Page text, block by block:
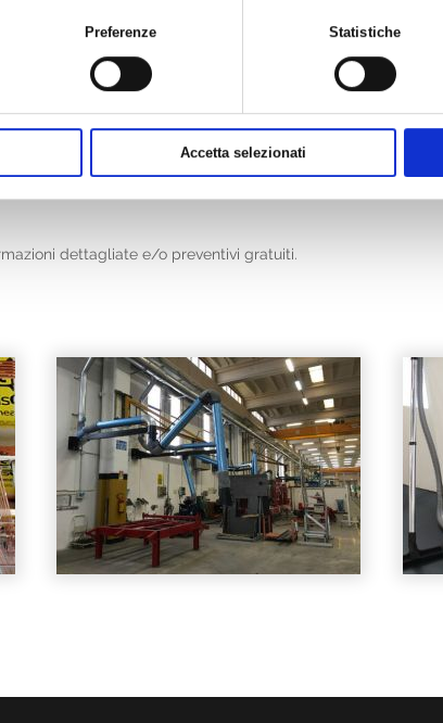
Preferenze Statistiche
Accetta selezionati
dell’aria, per polveri, fumi, nebbie, ecc.
dettagliate e/o preventivi gratuiti.
per impianti di depurazione e trattamento delle
dettagliate e/o preventivi gratuiti.